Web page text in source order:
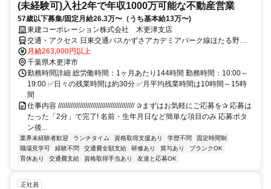
(未経験可)入社2年で年収1000万可能な不動産営業
57歳以下募集/固定月給26.3万〜（うち基本給13万〜)
東建コーポレーション株式会社 木更津支店
交通・アクセス 日東交通バスかずさアカデミアパーク線ほたる野停
下車徒歩1分、JR久留里線 上総清川下車 徒歩25分
月給263,000円以上
千葉県木更津市
勤務時間詳細 総労働時間：1ヶ月あたり144時間 勤務時間：10:00～
19:00 ✅日々の残業時間は約30分 ✅月平均残業時間は10時間～15時
間
仕事内容 ////////////////////////////////////////// ✰まずはお気軽にご応募を✰ 応募は
たった「2分」で完了! 名前・生年月日など簡単な項目のみ 応募ボタ
ン後...
業界未経験者歓迎 ランチタイム 資格取得支援あり 学歴不問
固定時間制
職場見学可
経験不問 交通費全額支給 研修あり 賞与あり
ブランクOK
育休あり
交通費支給 資格取得手当あり 友達と応募OK
正社員